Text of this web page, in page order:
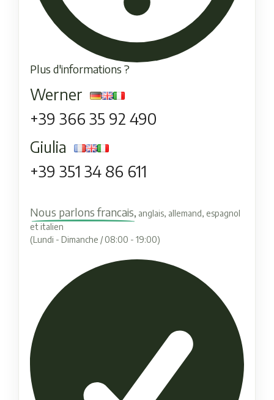
Plus d'informations ?
Werner
+39 366 35 92 490
Giulia
+39 351 34 86 611
Nous parlons francais, anglais, allemand, espagnol
et italien
(Lundi - Dimanche / 08:00 - 19:00)